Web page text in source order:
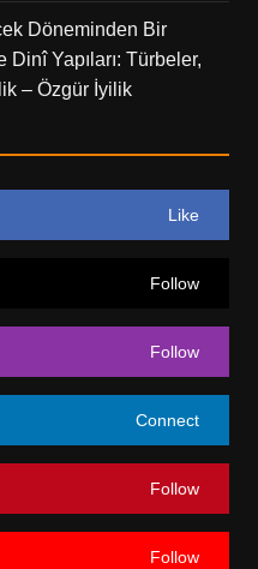
Döneminden Bir
Dinî Yapıları: Türbeler,
– Özgür İyilik
Like
Follow
Follow
Connect
Follow
Follow